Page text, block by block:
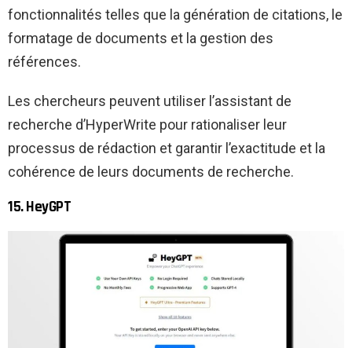
fonctionnalités telles que la génération de citations, le
formatage de documents et la gestion des
références.
Les chercheurs peuvent utiliser l’assistant de
recherche d’HyperWrite pour rationaliser leur
processus de rédaction et garantir l’exactitude et la
cohérence de leurs documents de recherche.
15. HeyGPT